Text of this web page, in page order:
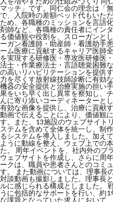
マッチ」です。同仁会の理念は「
で、入院時の差額ベッド代もいた
ため、各職種のミッションを言語
剤師など、各職種の責任者にイン
る価値観や役割を、スローガンと
ーガン看護師・助産師・看護助手
ーム医療に貢献するキャリア医師
を実現する研修医・専攻医研修医
法士・作業療法士・言語聴覚困難
の高いリハビリテーションを提供
力を尽くす放射線技師診断に有効
機器の安全提供と治療実施の担い
果をいち早く出し異常を察知し、
んに寄り添いコーディネーターと
有効な画像を提供し、治療に貢献
動画で伝えることにより、価値観
す。また、13施設のウェブサイト
ステムを含めて全体を統一し、制
るシステムを導入しました。加え
ように動線を整え、ウェブ上での
た。 周年イベントを、社内外のブ
ウェブサイトを作成し、さらに周
ークは、職員や患者さんとのコミ
す。 また動画については、理事長
対談動画も撮影しました。理事長
ルに感じられる構成としました。
うに包括的なサポートを行い、約
な課題となっていた求人において